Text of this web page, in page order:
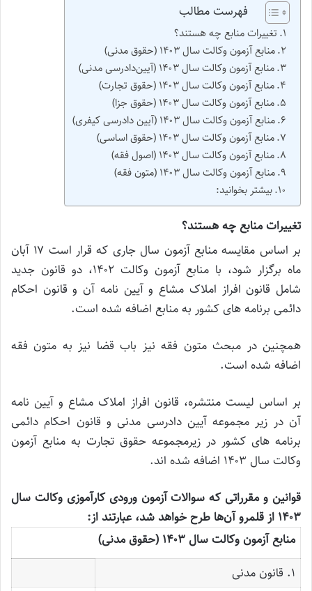
فهرست مطالب
تغییرات منابع چه هستند؟
منابع آزمون وکالت سال ۱۴۰۳ (حقوق مدنی)
منابع آزمون وکالت سال ۱۴۰۳ (آیین‌دادرسی مدنی)
منابع آزمون وکالت سال ۱۴۰۳ (حقوق تجارت)
منابع آزمون وکالت سال ۱۴۰۳ (حقوق جزا)
منابع آزمون وکالت سال ۱۴۰۳ (آیین دادرسی کیفری)
منابع آزمون وکالت سال ۱۴۰۳ (حقوق اساسی)
منابع آزمون وکالت سال ۱۴۰۳ (اصول فقه)
منابع آزمون وکالت سال ۱۴۰۳ (متون فقه)
بیشتر بخوانید:
تغییرات منابع چه هستند؟
بر اساس مقایسه منابع آزمون سال جاری که قرار است ۱۷ آبان
ماه برگزار شود، با منابع آزمون وکالت ۱۴۰۲، دو قانون جدید
شامل قانون افراز املاک مشاع و آیین نامه آن و قانون احکام
دائمی برنامه های کشور به منابع اضافه شده است.
همچنین در مبحث متون فقه نیز باب قضا نیز به متون فقه
اضافه شده است.
بر اساس لیست منتشره، قانون افراز املاک مشاع و آیین نامه
آن در زیر مجموعه آیین دادرسی مدنی و قانون احکام دائمی
برنامه های کشور در زیرمجموعه حقوق تجارت به منابع آزمون
وکالت سال ۱۴۰۳ اضافه شده اند.
قوانین و مقرراتی که سوالات آزمون ورودی کارآموزی وکالت سال
۱۴۰۳ از قلمرو آن‌ها طرح خواهد شد، عبارتند از:
منابع آزمون وکالت سال ۱۴۰۳ (حقوق مدنی)
۱. قانون مدنی